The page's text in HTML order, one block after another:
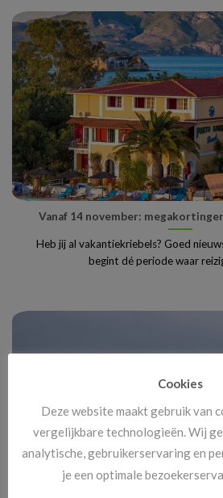
Vanaf 14 november:
Heb jij al vakantiekriebels? Goed
begint dé periode waar
Cookies
Deze website maakt gebruik van
vergelijkbare technologieën. Wij
analytische, gebruikerservaring en
je een optimale